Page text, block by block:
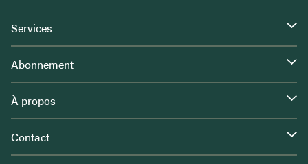
Services
Abonnement
À propos
Contact